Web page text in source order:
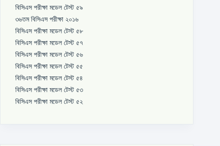
বিসিএস পরীক্ষা মডেল টেস্ট ৫৯
৩৬তম বিসিএস পরীক্ষা ২০১৬
বিসিএস পরীক্ষা মডেল টেস্ট ৫৮
বিসিএস পরীক্ষা মডেল টেস্ট ৫৭
বিসিএস পরীক্ষা মডেল টেস্ট ৫৬
বিসিএস পরীক্ষা মডেল টেস্ট ৫৫
বিসিএস পরীক্ষা মডেল টেস্ট ৫৪
বিসিএস পরীক্ষা মডেল টেস্ট ৫৩
বিসিএস পরীক্ষা মডেল টেস্ট ৫২